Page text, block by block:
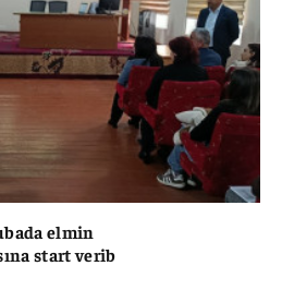
elmin
start verib